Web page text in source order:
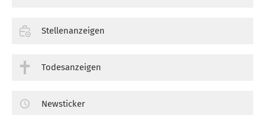
Stellenanzeigen
Todesanzeigen
Newsticker